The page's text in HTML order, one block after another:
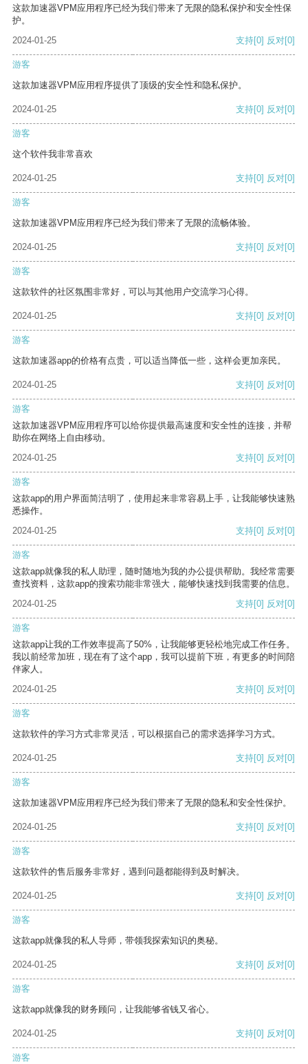
这款加速器VPM应用程序已经为我们带来了无限的隐私保护和安全性保
护。
2024-01-25
支持[0] 反对[0]
游客
这款加速器VPM应用程序提供了顶级的安全性和隐私保护。
2024-01-25 支持[0] 反对[0]
游客
这个软件我非常喜欢
2024-01-25 支持[0] 反对[0]
游客
这款加速器VPM应用程序已经为我们带来了无限的流畅体验。
2024-01-25 支持[0] 反对[0]
游客
这款软件的社区氛围非常好，可以与其他用户交流学习心得。
2024-01-25 支持[0] 反对[0]
游客
这款加速器app的价格有点贵，可以适当降低一些，这样会更加亲民。
2024-01-25 支持[0] 反对[0]
游客
这款加速器VPM应用程序可以给你提供最高速度和安全性的连接，并帮
助你在网络上自由移动。
2024-01-25
支持[0] 反对[0]
游客
这款app的用户界面简洁明了，使用起来非常容易上手，让我能够快速熟
悉操作。
2024-01-25
支持[0] 反对[0]
游客
这款app就像我的私人助理，随时随地为我的办公提供帮助。我经常需要
查找资料，这款app的搜索功能非常强大，能够快速找到我需要的信息。
2024-01-25
支持[0] 反对[0]
游客
这款app让我的工作效率提高了50%，让我能够更轻松地完成工作任务。
我以前经常加班，现在有了这个app，我可以提前下班，有更多的时间陪
伴家人。
2024-01-25
支持[0] 反对[0]
游客
这款软件的学习方式非常灵活，可以根据自己的需求选择学习方式。
2024-01-25 支持[0] 反对[0]
游客
这款加速器VPM应用程序已经为我们带来了无限的隐私和安全性保护。
2024-01-25 支持[0] 反对[0]
游客
这款软件的售后服务非常好，遇到问题都能得到及时解决。
2024-01-25 支持[0] 反对[0]
游客
这款app就像我的私人导师，带领我探索知识的奥秘。
2024-01-25 支持[0] 反对[0]
游客
这款app就像我的财务顾问，让我能够省钱又省心。
2024-01-25 支持[0] 反对[0]
游客